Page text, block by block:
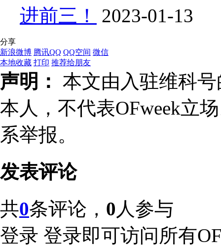
进前三！
2023-01-13
分享
新浪微博 腾讯QQ QQ空间 微信
本地收藏 打印 推荐给朋友
声明： 本文由入驻维科
本人，不代表OFweek立
系举报。
发表评论
共0条评论， 0 人参与
登录 登录即可访问所有